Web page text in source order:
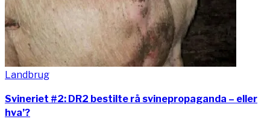
Landbrug
Svineriet #2: DR2 bestilte rå svinepropaganda – eller
hva’?